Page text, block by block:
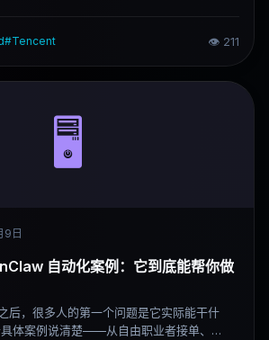
#Tencent 👁 211
🖥️
9日
自动化案例：它到底能帮你做
后，很多人的第一个问题是它实际能干什
体案例说清楚——从自由职业者接单、